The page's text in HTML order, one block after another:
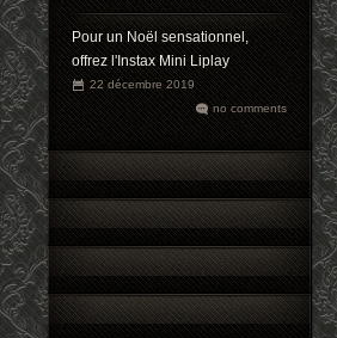
Pour un Noël sensationnel,
offrez l'Instax Mini Liplay
22 décembre 2019
no comments